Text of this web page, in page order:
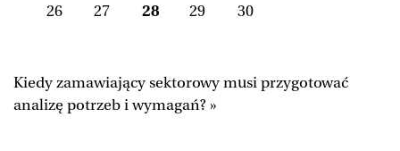
NASZE SERWISY
Duży Format Wysokie Obcasy
26
27 28 29 30
Kiedy zamawiający sektorowy musi przygotować
analizę potrzeb i wymagań? »